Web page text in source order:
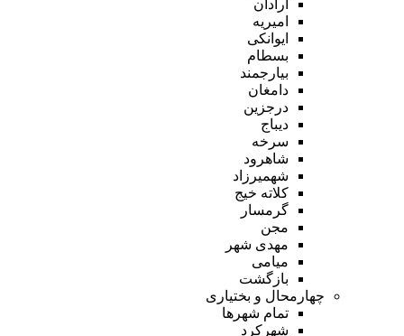
آرادان
امیریه
ایوانکی
بسطام
بیارجمند
دامغان
درجزین
دیباج
سرخه
شاهرود
شهمیرزاد
کلاته خیج
گرمسار
مجن
مهدی شهر
میامی
بازگشت
چهارمحال و بختیاری
تمام شهر‌ها
شهرکرد